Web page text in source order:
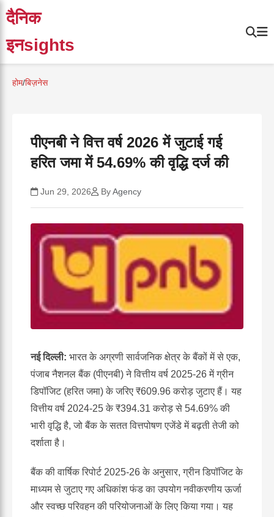
दैनिक
इनsights
होम/बिज़नेस
पीएनबी ने वित्त वर्ष 2026 में जुटाई गई
हरित जमा में 54.69% की वृद्धि दर्ज की
Jun 29, 2026 ByAgency
नई दिल्ली: भारत के अग्रणी सार्वजनिक क्षेत्र के बैंकों में से एक,
पंजाब नैशनल बैंक (पीएनबी) ने वित्तीय वर्ष 2025-26 में ग्रीन
डिपॉजिट (हरित जमा) के जरिए ₹609.96 करोड़ जुटाए हैं। यह
वित्तीय वर्ष 2024-25 के ₹394.31 करोड़ से 54.69% की
भारी वृद्धि है, जो बैंक के सतत वित्तपोषण एजेंडे में बढ़ती तेजी को
दर्शाता है।
बैंक की वार्षिक रिपोर्ट 2025-26 के अनुसार, ग्रीन डिपॉजिट के
माध्यम से जुटाए गए अधिकांश फंड का उपयोग नवीकरणीय ऊर्जा
और स्वच्छ परिवहन की परियोजनाओं के लिए किया गया। यह